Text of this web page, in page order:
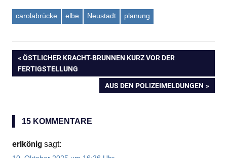
carolabrücke elbe Neustadt planung
Beitragsnavigation
VORHERIGER
BEITRAG:
ÖSTLICHER KRACHT-BRUNNEN KURZ VOR DER
FERTIGSTELLUNG
NÄCHSTER
AUS DEN POLIZEIMELDUNGEN
15 KOMMENTARE
erlkönig sagt: